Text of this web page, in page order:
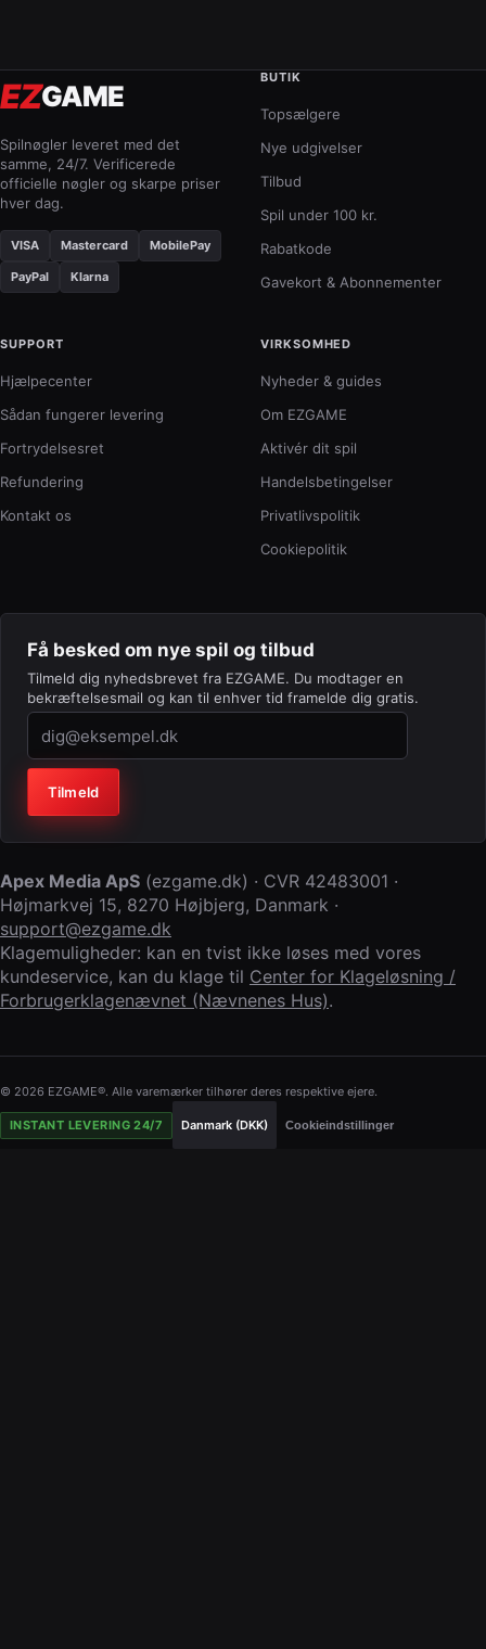
EZGAME
Spilnøgler leveret med det
samme, 24/7. Verificerede
officielle nøgler og skarpe priser
hver dag.
VISA Mastercard MobilePay
PayPal Klarna
BUTIK
Topsælgere
Nye udgivelser
Tilbud
Spil under 100 kr.
Rabatkode
Gavekort & Abonnementer
SUPPORT
Hjælpecenter
Sådan fungerer levering
Fortrydelsesret
Refundering
Kontakt os
VIRKSOMHED
Nyheder & guides
Om EZGAME
Aktivér dit spil
Handelsbetingelser
Privatlivspolitik
Cookiepolitik
Få besked om nye spil og tilbud
Tilmeld dig nyhedsbrevet fra EZGAME. Du modtager en
bekræftelsesmail og kan til enhver tid framelde dig gratis.
Virksomhed (lad feltet stå tomt)
Tilmeld
Apex Media ApS (ezgame.dk) · CVR 42483001 ·
Højmarkvej 15, 8270 Højbjerg, Danmark ·
support@ezgame.dk
Klagemuligheder: kan en tvist ikke løses med vores
kundeservice, kan du klage til Center for Klageløsning /
Forbrugerklagenævnet (Nævnenes Hus).
© 2026 EZGAME®. Alle varemærker tilhører deres respektive ejere.
INSTANT LEVERING 24/7 Danmark (DKK) Cookieindstillinger